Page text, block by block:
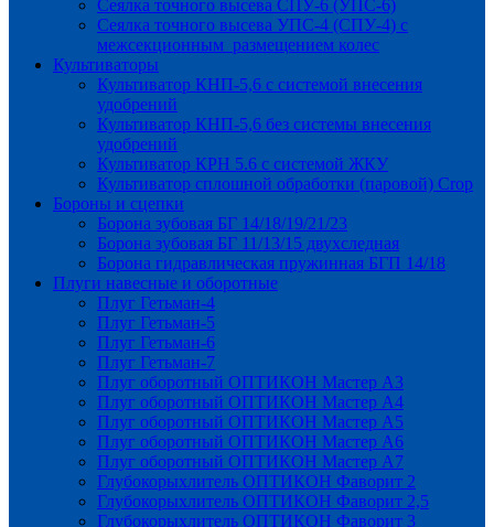
Сеялка точного высева СПУ-6 (УПС-6)
Сеялка точного высева УПС-4 (СПУ-4) с
межсекционным размещением колес
Культиваторы
Культиватор КНП-5,6 с системой внесения
удобрений
Культиватор КНП-5,6 без системы внесения
удобрений
Культиватор КРН 5.6 с системой ЖКУ
Культиватор сплошной обработки (паровой) Crop
Бороны и сцепки
Борона зубовая БГ 14/18/19/21/23
Борона зубовая БГ 11/13/15 двухследная
Борона гидравлическая пружинная БГП 14/18
Плуги навесные и оборотные
Плуг Гетьман-4
Плуг Гетьман-5
Плуг Гетьман-6
Плуг Гетьман-7
Плуг оборотный ОПТИКОН Мастер А3
Плуг оборотный ОПТИКОН Мастер А4
Плуг оборотный ОПТИКОН Мастер А5
Плуг оборотный ОПТИКОН Мастер А6
Плуг оборотный ОПТИКОН Мастер А7
Глубокорыхлитель ОПТИКОН Фаворит 2
Глубокорыхлитель ОПТИКОН Фаворит 2,5
Глубокорыхлитель ОПТИКОН Фаворит 3